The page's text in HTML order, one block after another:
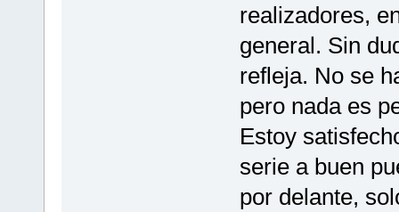
realizadores,
general. Sin
refleja. No se
pero nada es
Estoy
serie a buen
por delante,